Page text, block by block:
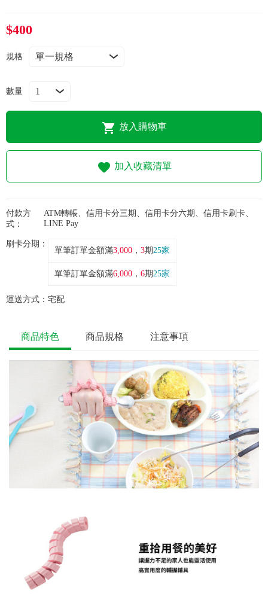
$400
規格
數量
放入購物車
加入收藏清單
付款方
式：
ATM轉帳、信用卡分三期、信用卡分六期、信用卡刷卡、
LINE Pay
刷卡分期：
單筆訂單金額滿3,000 ， 3期25家
單筆訂單金額滿6,000 ， 6期25家
運送方式： 宅配
商品特色 商品規格 注意事項